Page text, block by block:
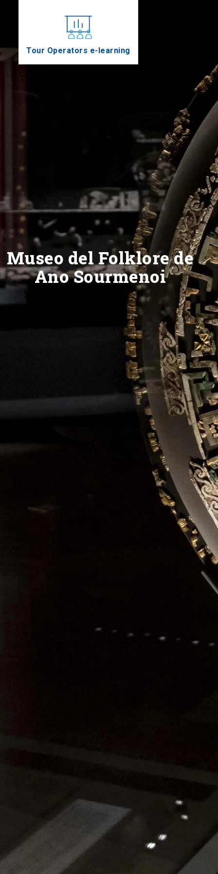
Tour Operators e-learning
Museo del Folklore de
Ano Sourmenoi